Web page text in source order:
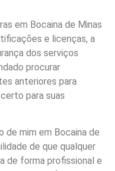
em Bocaina de Minas
e licenças, a
dos serviços
procurar
anteriores para
para suas
de mim em Bocaina de
de que qualquer
de forma profissional e